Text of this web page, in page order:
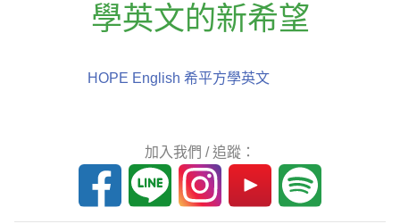
學英文的新希望
HOPE English 希平方學英文
加入我們 / 追蹤：